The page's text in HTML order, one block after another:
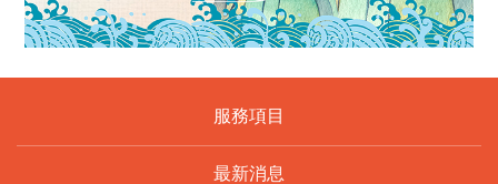
服務項目
最新消息